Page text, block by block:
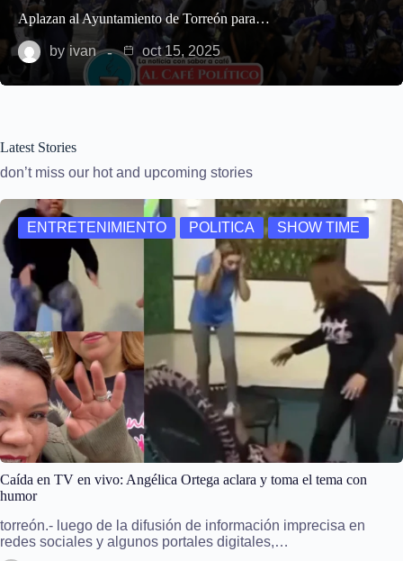
Aplazan al Ayuntamiento de Torreón para…
by ivan oct 15, 2025
Latest Stories
don’t miss our hot and upcoming stories
ENTRETENIMIENTO POLITICA SHOW TIME
Caída en TV en vivo: Angélica Ortega aclara y toma el tema con
humor
torreón.- luego de la difusión de información imprecisa en
redes sociales y algunos portales digitales,…